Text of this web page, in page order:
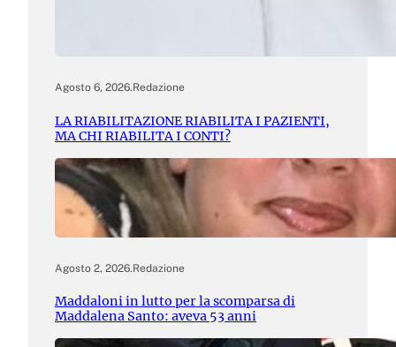
Agosto 6, 2026.Redazione
LA RIABILITAZIONE RIABILITA I PAZIENTI,
MA CHI RIABILITA I CONTI?
Agosto 2, 2026.Redazione
Maddaloni in lutto per la scomparsa di
Maddalena Santo: aveva 53 anni